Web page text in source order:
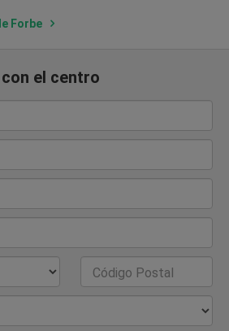
Forbe
el centro
Código Postal